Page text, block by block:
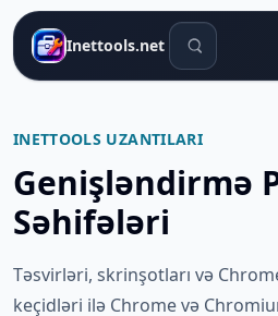
Inettools.net Axtarış alətləri
INETTOOLS UZANTILARI
Genişləndirmə
Səhifələri
Təsvirləri, skrinşotları və
keçidləri ilə Chrome və